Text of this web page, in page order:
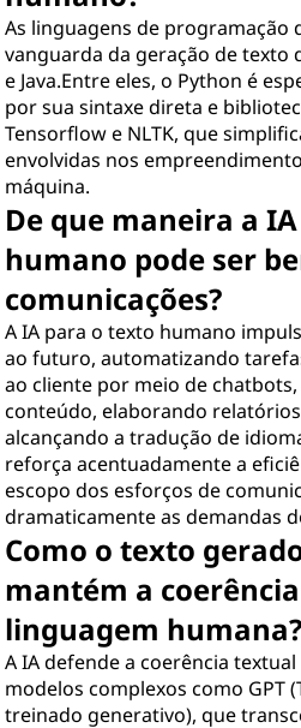
As linguagens de programação
vanguarda da geração de texto
e Java.Entre eles, o Python é
por sua sintaxe direta e
Tensorflow e NLTK, que
envolvidas nos
máquina.
De que maneira a
humano pode ser
comunicações?
A IA para o texto humano
ao futuro, automatizando
ao cliente por meio de
conteúdo, elaborando
alcançando a tradução de
reforça acentuadamente a
escopo dos esforços de
dramaticamente as demandas
Como o texto
mantém a
linguagem humana?
A IA defende a coerência
modelos complexos como GPT
treinado generativo), que